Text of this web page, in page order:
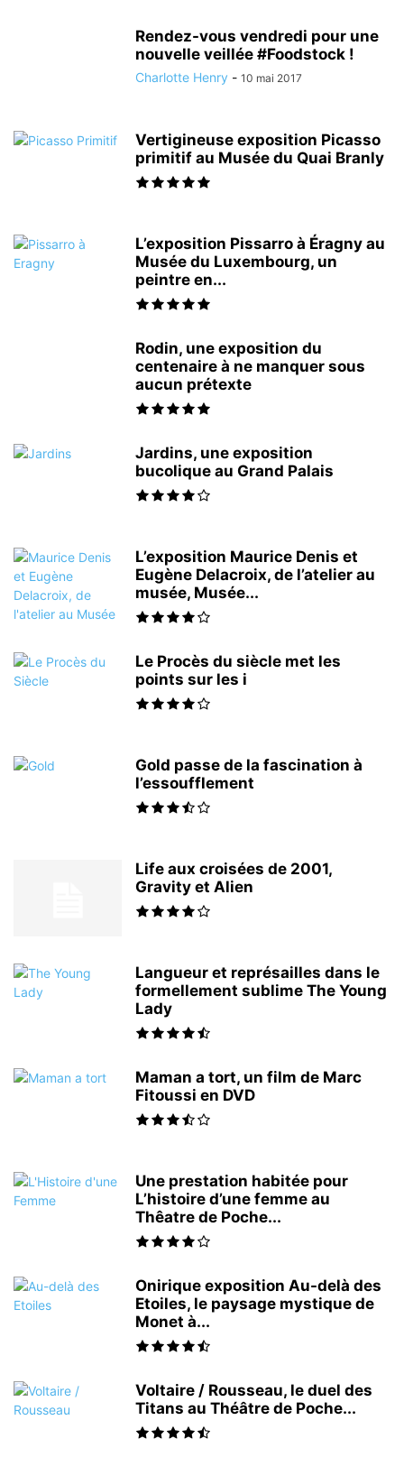
Rendez-vous vendredi pour une
nouvelle veillée #Foodstock !
Charlotte Henry - 10 mai 2017
Vertigineuse exposition Picasso
primitif au Musée du Quai Branly
L’exposition Pissarro à Éragny au
Musée du Luxembourg, un
peintre en...
Rodin, une exposition du
centenaire à ne manquer sous
aucun prétexte
Jardins, une exposition
bucolique au Grand Palais
L’exposition Maurice Denis et
Eugène Delacroix, de l’atelier au
musée, Musée...
Le Procès du siècle met les
points sur les i
Gold passe de la fascination à
l’essoufflement
Life aux croisées de 2001,
Gravity et Alien
Langueur et représailles dans le
formellement sublime The Young
Lady
Maman a tort, un film de Marc
Fitoussi en DVD
Une prestation habitée pour
L’histoire d’une femme au
Thêatre de Poche...
Onirique exposition Au-delà des
Etoiles, le paysage mystique de
Monet à...
Voltaire / Rousseau, le duel des
Titans au Théâtre de Poche...